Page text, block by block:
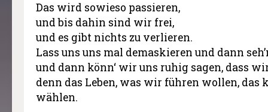
Das wird sowieso passieren,
und bis dahin sind wir frei,
und es gibt nichts zu verlieren.
Lass uns uns mal demaskieren und dann
und dann könn‘ wir uns ruhig sagen, dass
denn das Leben, was wir führen wollen, das
wählen.